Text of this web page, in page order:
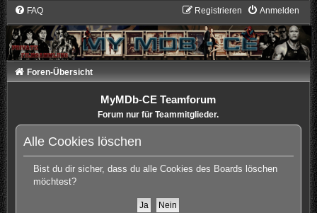
FAQ Anmelden
Registrieren
Foren-Übersicht
MyMDb-CE Teamforum
Forum nur für Teammitglieder.
Alle Cookies löschen
Bist du dir sicher, dass du alle Cookies des Boards löschen
möchtest?